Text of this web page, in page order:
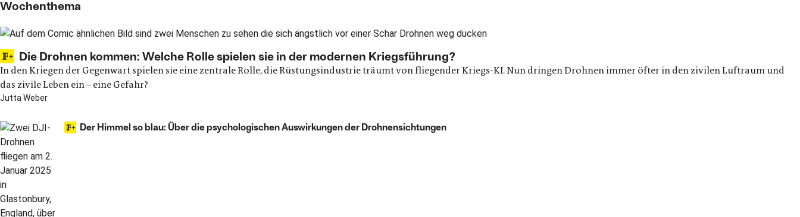
Wochenthema
Die Drohnen kommen: Welche Rolle spielen sie in der modernen Kriegsführung?
In den Kriegen der Gegenwart spielen sie eine zentrale Rolle, die Rüstungsindustrie träumt von fliegender Kriegs-KI. Nun dringen Drohnen immer öfter in den zivilen Luftraum und
das zivile Leben ein – eine Gefahr?
Jutta Weber
Der Himmel so blau: Über die psychologischen Auswirkungen der Drohnensichtungen